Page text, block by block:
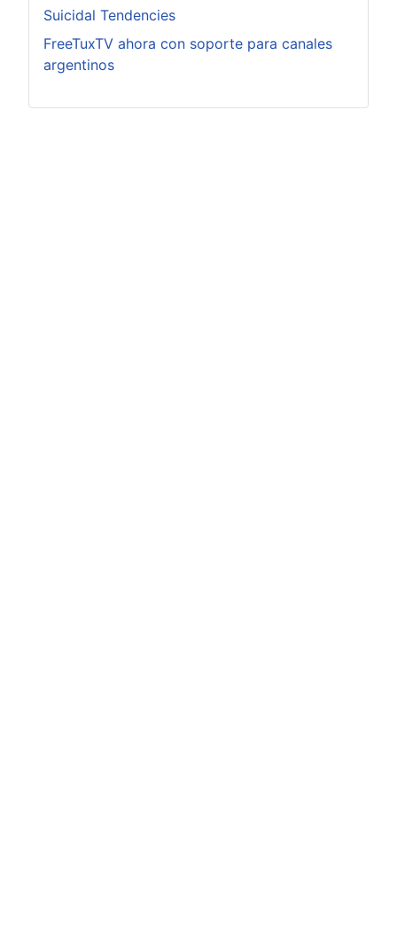
Suicidal Tendencies
FreeTuxTV ahora con soporte para canales
argentinos